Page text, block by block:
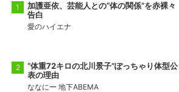
加護亜依、芸能人との“体の関係”を赤裸々
告白
愛のハイエナ
“体重72キロの北川景子”ぽっちゃり体型公
表の理由
ななにー 地下ABEMA